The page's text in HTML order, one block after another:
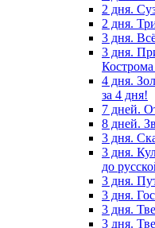
2 дня.
2 дня.
3 дня.
3 дня.
4 дня.
за 4 дня!
7 дней.
8 дней.
3 дня.
3 дня.
до
3 дня.
3 дня.
3 дня.
3 дня.